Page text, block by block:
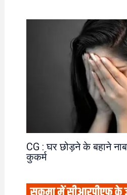
CG : घर छोड़ने के बहाने
कुकर्म